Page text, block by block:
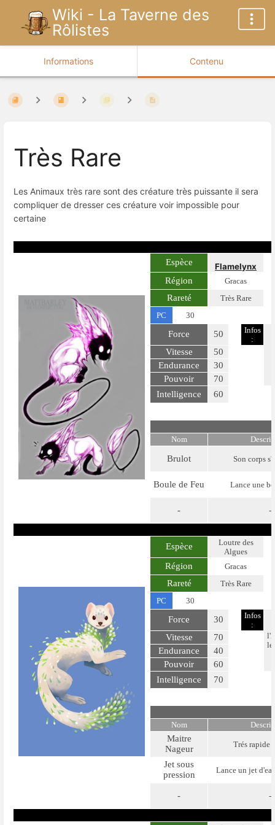
Wiki - La Taverne des
Rôlistes
Informations Contenu
Très Rare
Les Animaux très rare sont des créature très puissante il sera
compliquer de dresser ces créature voir impossible pour
certaine
Espèce
Flamelynx
Région
Gracas
Rareté
Très Rare
PC
30
Force 50
Infos
:
Vitesse
50
Endurance
30
Pouvoir
70
Intelligence
60
Nom
Brulot Son corps
Boule de Feu Lance une
- -
Espèce
Loutre des
Algues
Région Gracas
Rareté
Très Rare
PC
30
Force 30
Infos
:
Vitesse
70
Endurance
40
Pouvoir
60
Intelligence
70
Nom
Maitre
Nageur
Trés rapide
Jet sous
pression
Lance un jet
- -